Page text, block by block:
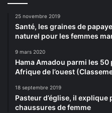
25 novembre 2019
Santé, les graines de
naturel pour les femmes
9 mars 2020
Hama Amadou parmi les
Afrique de l’ouest
18 septembre 2019
Pasteur d’église, il
chaussures de femme